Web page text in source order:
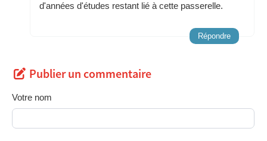
d'années d'études restant lié à cette passerelle.
Répondre
Publier un commentaire
Votre nom